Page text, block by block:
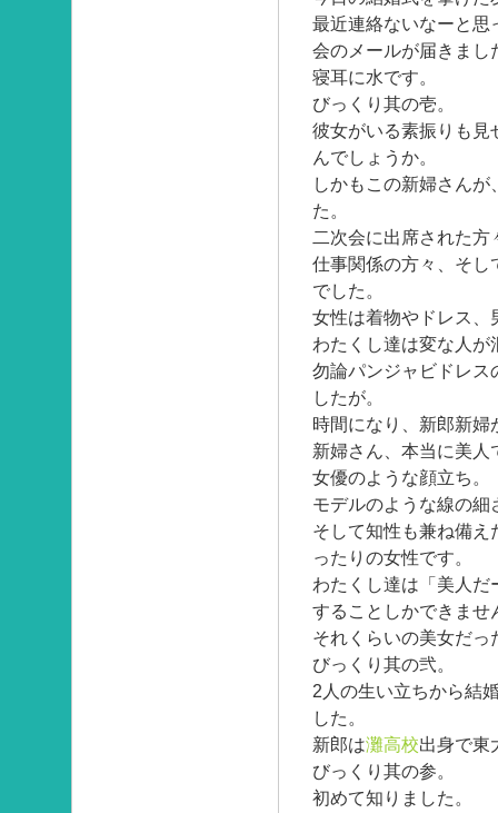
最近連絡ないなーと思
会のメールが届きまし
寝耳に水です。
びっくり其の壱。
彼女がいる素振りも見
んでしょうか。
しかもこの新婦さん
た。
二次会に出席された
仕事関係の方々、そし
でした。
女性は着物やドレス、
わたくし達は変な人が
勿論パンジャビドレス
したが。
時間になり、新郎新
新婦さん、本当に美人
女優のような顔立ち。
モデルのような線の細
そして知性も兼ね備
ったりの女性です。
わたくし達は「美人
することしかできませ
それくらいの美女だっ
びっくり其の弐。
2人の生い立ちから結
した。
新郎は灘高校出身で東
びっくり其の参。
初めて知りました。